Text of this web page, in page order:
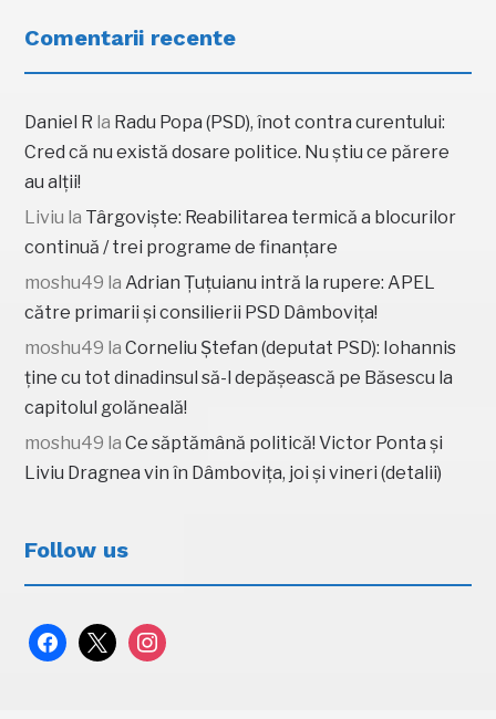
Comentarii recente
Daniel R la Radu Popa (PSD), înot contra curentului:
Cred că nu există dosare politice. Nu știu ce părere
au alții!
Liviu la Târgoviște: Reabilitarea termică a blocurilor
continuă / trei programe de finanțare
moshu49 la Adrian Țuțuianu intră la rupere: APEL
către primarii și consilierii PSD Dâmbovița!
moshu49 laCorneliu Ștefan (deputat PSD): Iohannis
ține cu tot dinadinsul să-l depășească pe Băsescu la
capitolul golăneală!
moshu49 laCe săptămână politică! Victor Ponta și
Liviu Dragnea vin în Dâmbovița, joi și vineri (detalii)
Follow us
facebook
x instagram